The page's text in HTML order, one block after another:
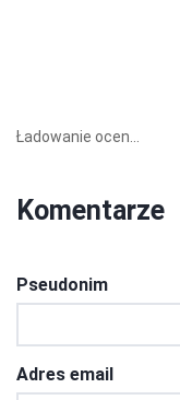
Ładowanie ocen...
Komentarze
Pseudonim
Adres email